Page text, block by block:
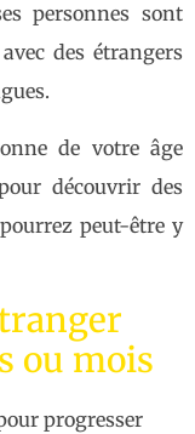
personnes sont
des étrangers
de votre âge
découvrir des
peut-être y
ou mois
progresser